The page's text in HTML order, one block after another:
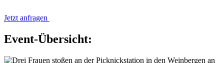
Jetzt anfragen
Event-Übersicht: